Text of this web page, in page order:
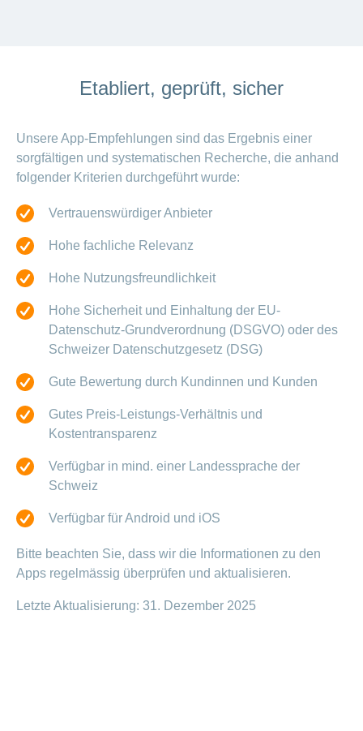
Etabliert, geprüft, sicher
Unsere App-Empfehlungen sind das Ergebnis einer
sorgfältigen und systematischen Recherche, die anhand
folgender Kriterien durchgeführt wurde:
Vertrauenswürdiger Anbieter
Hohe fachliche Relevanz
Hohe Nutzungsfreundlichkeit
Hohe Sicherheit und Einhaltung der EU-
Datenschutz-Grundverordnung (DSGVO) oder des
Schweizer Datenschutzgesetz (DSG)
Gute Bewertung durch Kundinnen und Kunden
Gutes Preis-Leistungs-Verhältnis und
Kostentransparenz
Verfügbar in mind. einer Landessprache der
Schweiz
Verfügbar für Android und iOS
Bitte beachten Sie, dass wir die Informationen zu den
Apps regelmässig überprüfen und aktualisieren.
Letzte Aktualisierung: 31. Dezember 2025